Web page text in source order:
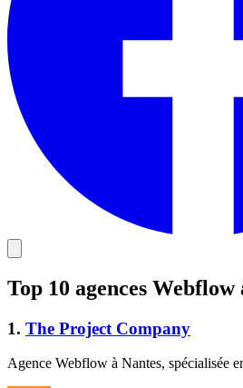
Top 10 agences Webflow
1. The Project Company
Agence Webflow à Nantes, spécialisée